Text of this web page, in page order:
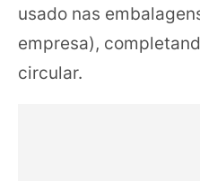
usado nas
empresa),
circular.